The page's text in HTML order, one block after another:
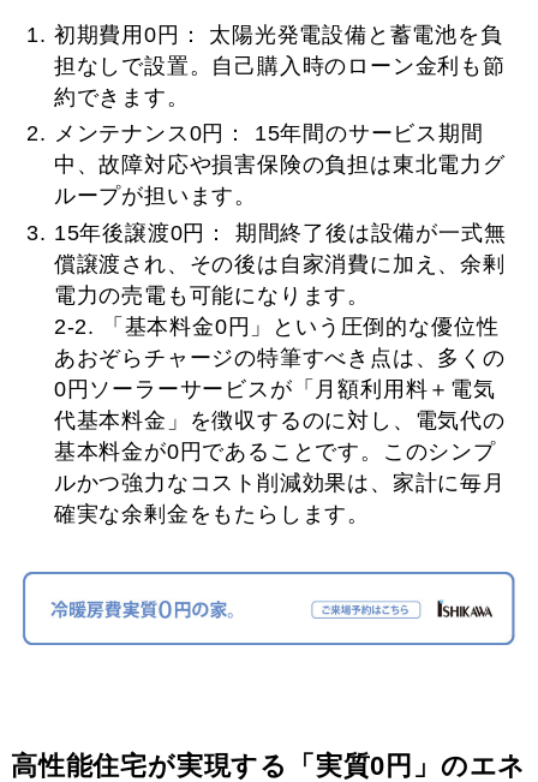
初期費用0円： 太陽光発電設備と蓄電池を負
担なしで設置。自己購入時のローン金利も節
約できます。
メンテナンス0円： 15年間のサービス期間
中、故障対応や損害保険の負担は東北電力グ
ループが担います。
15年後譲渡0円： 期間終了後は設備が一式無
償譲渡され、その後は自家消費に加え、余剰
電力の売電も可能になります。
2-2. 「基本料金0円」という圧倒的な優位性
あおぞらチャージの特筆すべき点は、多くの
0円ソーラーサービスが「月額利用料＋電気
代基本料金」を徴収するのに対し、電気代の
基本料金が0円であることです。このシンプ
ルかつ強力なコスト削減効果は、家計に毎月
確実な余剰金をもたらします。
高性能住宅が実現する「実質0円」のエネ